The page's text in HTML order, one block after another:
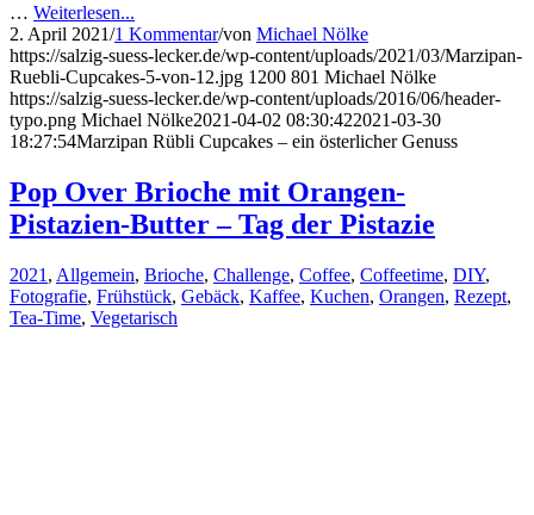
… Weiterlesen...
2. April 2021/1 Kommentar/von Michael Nölke
https://salzig-suess-lecker.de/wp-content/uploads/2021/03/Marzipan-
Ruebli-Cupcakes-5-von-12.jpg 1200 801 Michael Nölke
https://salzig-suess-lecker.de/wp-content/uploads/2016/06/header-
typo.png Michael Nölke2021-04-02 08:30:422021-03-30
18:27:54Marzipan Rübli Cupcakes – ein österlicher Genuss
Pop Over Brioche mit Orangen-
Pistazien-Butter – Tag der Pistazie
2021 , Allgemein, Brioche, Challenge, Coffee, Coffeetime, DIY,
Fotografie, Frühstück, Gebäck, Kaffee, Kuchen, Orangen, Rezept,
Tea-Time, Vegetarisch